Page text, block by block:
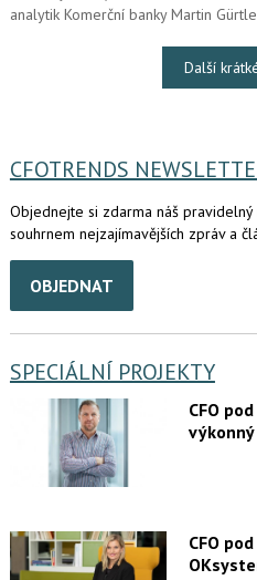
analytik Komerční banky Martin
Další
CFOTRENDS
Objednejte si zdarma náš
souhrnem nejzajímavějších zpráv a
OBJEDNAT
SPECIÁLNÍ PROJEKTY
CFO
CFO